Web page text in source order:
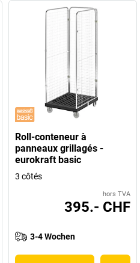
Roll-conteneur à
panneaux grillagés -
eurokraft basic
3 côtés
hors TVA
395.- CHF
3-4 Wochen